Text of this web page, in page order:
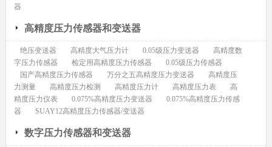
器
高精度压力传感器和变送器
绝压变送器 高精度大气压力计 0.05级压力变送器
高精度数
字压力传感器
检定用高精度压力传感器
0.05级压力传感器
国产高精度压力传感器
万分之五高精度压力变送器
高精度压
力测量
高精度压力检测 高精度压力计 高精度压力表
高
精度压力仪表
0.075%高精度压力变送器
0.075%高精度压力传感
器
SUAY12高精度压力传感器/变送器
数字压力传感器和变送器